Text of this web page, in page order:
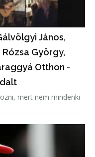
János,
Rózsa György,
Otthon -
mert nem mindenki